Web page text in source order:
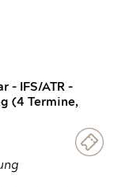
- IFS/ATR -
(4 Termine,